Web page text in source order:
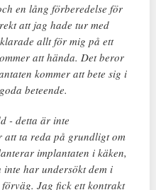
en lång förberedelse för
att jag hade tur med
allt för mig på ett
att hända. Det beror
kommer att bete sig i
beteende.
- detta är inte
att ta reda på grundligt om
implantaten i käken,
har undersökt dem i
Jag fick ett kontrakt